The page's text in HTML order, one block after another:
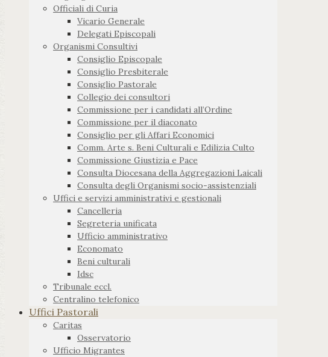
Officiali di Curia
Vicario Generale
Delegati Episcopali
Organismi Consultivi
Consiglio Episcopale
Consiglio Presbiterale
Consiglio Pastorale
Collegio dei consultori
Commissione per i candidati all’Ordine
Commissione per il diaconato
Consiglio per gli Affari Economici
Comm. Arte s. Beni Culturali e Edilizia Culto
Commissione Giustizia e Pace
Consulta Diocesana della Aggregazioni Laicali
Consulta degli Organismi socio-assistenziali
Uffici e servizi amministrativi e gestionali
Cancelleria
Segreteria unificata
Ufficio amministrativo
Economato
Beni culturali
Idsc
Tribunale eccl.
Centralino telefonico
Uffici Pastorali
Caritas
Osservatorio
Ufficio Migrantes